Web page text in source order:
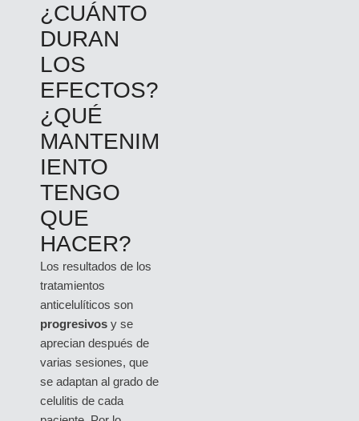
¿CUÁNTO
DURAN
LOS
EFECTOS?
¿QUÉ
MANTENIM
IENTO
TENGO
QUE
HACER?
Los resultados de los
tratamientos
anticelulíticos son
progresivos y se
aprecian después de
varias sesiones, que
se adaptan al grado de
celulitis de cada